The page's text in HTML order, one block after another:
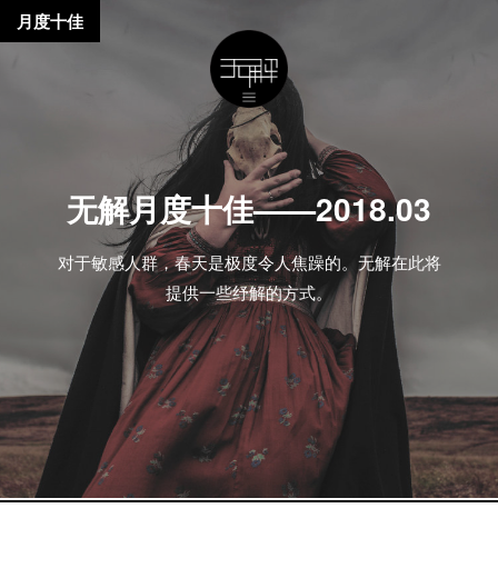
无解月度十佳——2018.03
对于敏感人群，春天是极度令人焦躁的。无解在此将
提供一些纾解的方式。
月度十佳